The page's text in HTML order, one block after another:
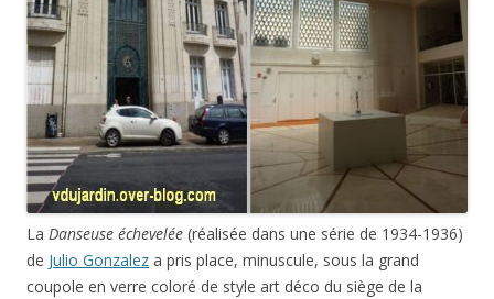
La Danseuse échevelée (réalisée dans une série de 1934-1936)
de Julio Gonzalez a pris place, minuscule, sous la grand
coupole en verre coloré de style art déco du siège de la